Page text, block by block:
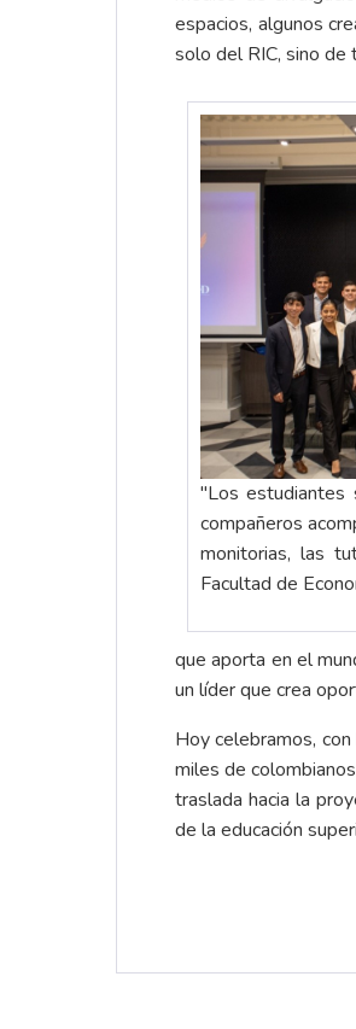
espacios, algunos
solo del RIC, sino de
"Los estudiantes
compañeros
monitorias, las
Facultad de
que aporta en el
un líder que crea
Hoy celebramos,
miles de
traslada hacia la
de la educación